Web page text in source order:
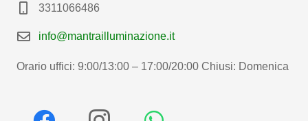
3311066486
info@mantrailluminazione.it
Orario uffici: 9:00/13:00 – 17:00/20:00 Chiusi: Domenica